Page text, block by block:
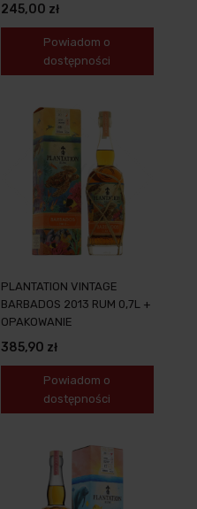
245,00 zł
Powiadom o
dostępności
PLANTATION VINTAGE
BARBADOS 2013 RUM 0,7L +
OPAKOWANIE
385,90 zł
Powiadom o
dostępności